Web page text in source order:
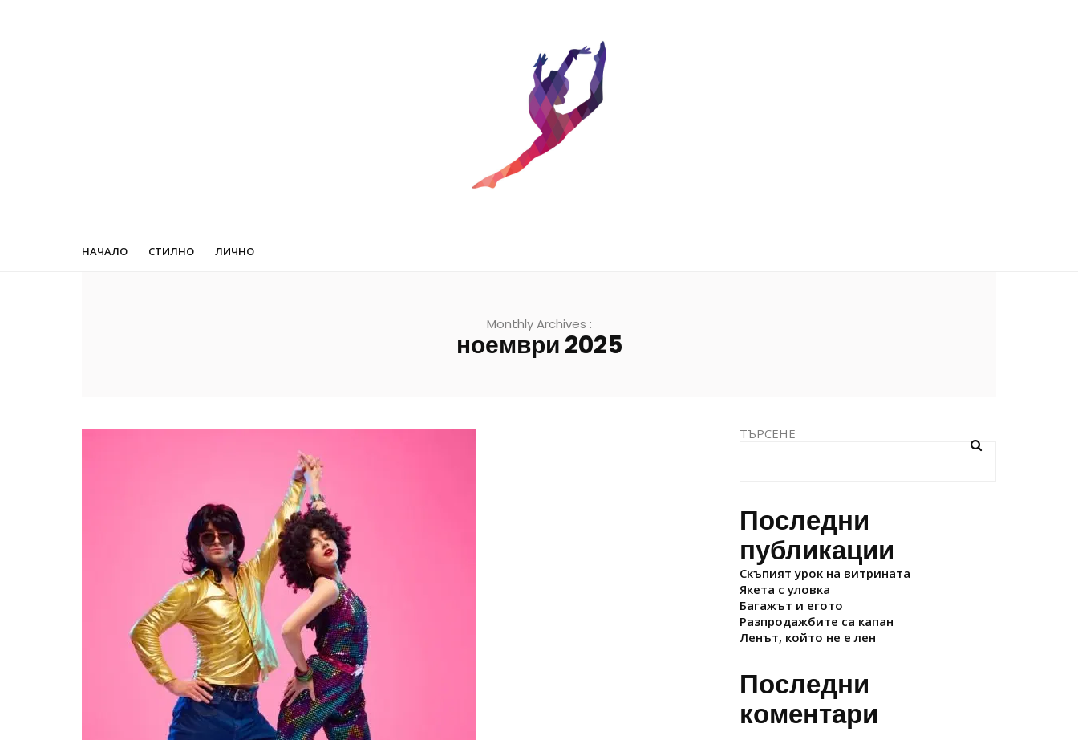
НАЧАЛО СТИЛНО ЛИЧНО
Monthly Archives :
ноември 2025
ТЪРСЕНЕ
Последни
публикации
Скъпият урок на витрината
Якета с уловка
Багажът и егото
Разпродажбите са капан
Ленът, който не е лен
Последни
коментари